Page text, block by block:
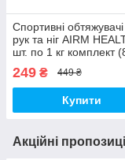
Спортивні
рук та ніг AIRM
шт. по 1 кг комплект
249 ₴ 449 ₴
Купити
Акційні